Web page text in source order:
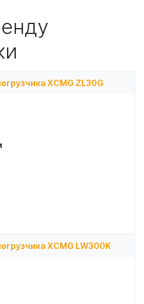
XCMG ZL30G
XCMG LW300K